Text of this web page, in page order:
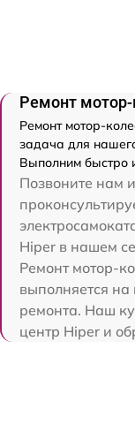
Ремонт мотор-
Ремонт мотор-
задача для
Выполним быстро
Позвоните нам
Hiper в нашем
Ремонт мотор-
выполняется на
ремонта. Наш
центр Hiper и